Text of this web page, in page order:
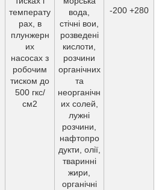
температу
рах, в
плунжерн
их
насосах з
робочим
тиском до
500 гкс/
см2
вода,
стічні вои,
розведені
кислоти,
розчини
органічних
та
неорганічн
их солей,
лужні
розчини,
нафтопро
дукти, олії,
тваринні
жири,
органічні
-200 +280